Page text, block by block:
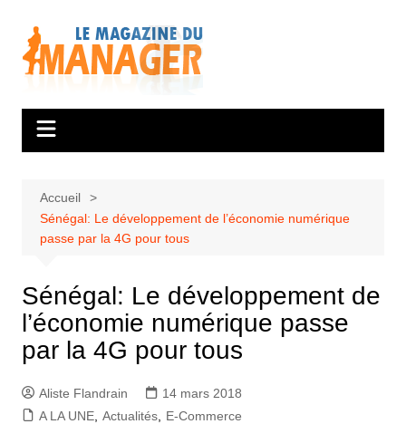
contenu
Accueil
Sénégal: Le développement de l’économie numérique
passe par la 4G pour tous
Sénégal: Le développement de
l’économie numérique passe
par la 4G pour tous
Aliste Flandrain
14 mars 2018
A LA UNE, Actualités, E-Commerce